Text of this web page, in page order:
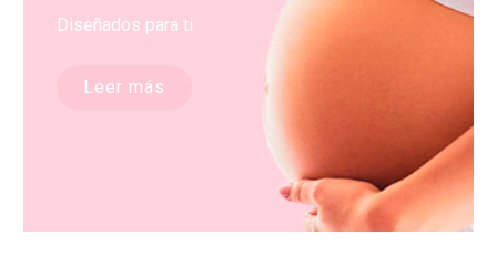
Diseñados para ti
Leer más